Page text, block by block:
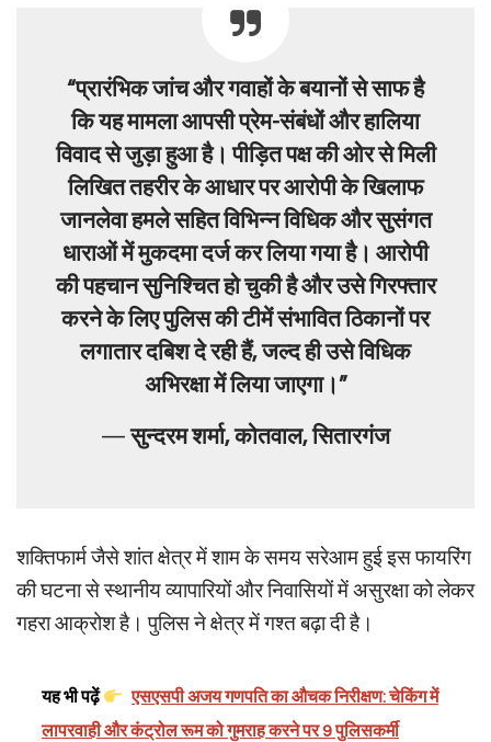
“प्रारंभिक जांच और गवाहों के बयानों से साफ है
कि यह मामला आपसी प्रेम-संबंधों और हालिया
विवाद से जुड़ा हुआ है। पीड़ित पक्ष की ओर से मिली
लिखित तहरीर के आधार पर आरोपी के खिलाफ
जानलेवा हमले सहित विभिन्न विधिक और सुसंगत
धाराओं में मुकदमा दर्ज कर लिया गया है। आरोपी
की पहचान सुनिश्चित हो चुकी है और उसे गिरफ्तार
करने के लिए पुलिस की टीमें संभावित ठिकानों पर
लगातार दबिश दे रही हैं, जल्द ही उसे विधिक
अभिरक्षा में लिया जाएगा।”
—सुन्दरम शर्मा, कोतवाल, सितारगंज
शक्तिफार्म जैसे शांत क्षेत्र में शाम के समय सरेआम हुई इस फायरिंग
की घटना से स्थानीय व्यापारियों और निवासियों में असुरक्षा को लेकर
गहरा आक्रोश है। पुलिस ने क्षेत्र में गश्त बढ़ा दी है।
यह भी पढ़ें
एसएसपी अजय गणपति का औचक निरीक्षण: चेकिंग में
लापरवाही और कंट्रोल रूम को गुमराह करने पर 9 पुलिसकर्मी